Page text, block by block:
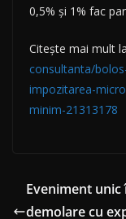
0,5% și 1% fac
Citește mai mult
consultanta/
impozitarea-
minim-21313178
Eveniment
demolare cu